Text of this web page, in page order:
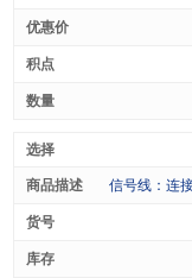
信号线：连接5890和